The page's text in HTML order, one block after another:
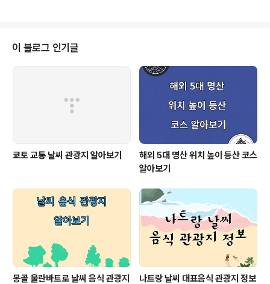
시로서 놀라운 다양성과 빛나는 네온으로 물든 거리를 만
날 수 있습니다. 도시의 현대 건물과 함께 전통적인 신사와
사원을 발견할 수 있으며, 맛있는 길거리 음식부터 고급 레
스토랑까지 다양한 미식을 즐길 수 있습니다. 연간 날씨는
봄과 가을이 쾌적한 기온과 화창한 날씨로 인기가 있으며,
이 블로그 인기글
쿄토 교통 날씨 관광지 알아보기
해외 5대 명산 위치 높이 등산 코스
알아보기
몽골 울란바트로 날씨 음식 관광지
나트랑 날씨 대표음식 관광지 정보